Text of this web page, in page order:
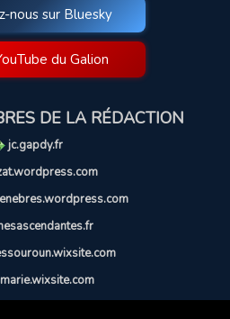
nous sur Bluesky
du Galion
DE LA RÉDACTION
jc.gapdy.fr